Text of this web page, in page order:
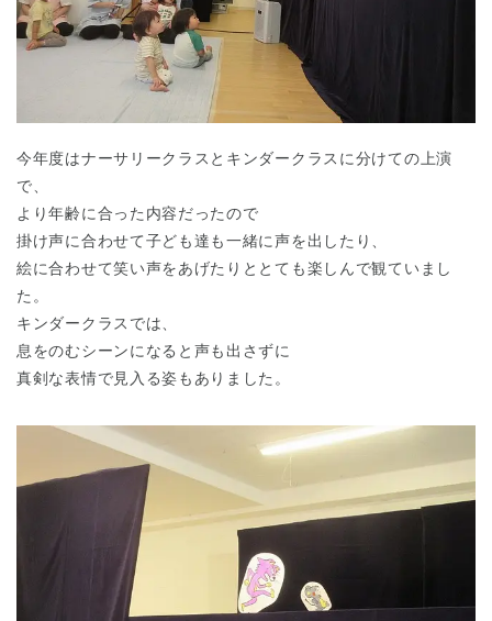
神奈川県 神奈川県 全域
今年度はナーサリークラスとキンダークラスに分けての上演
で、
より年齢に合った内容だったので
掛け声に合わせて子ども達も一緒に声を出したり、
絵に合わせて笑い声をあげたりととても楽しんで観ていまし
た。
キンダークラスでは、
息をのむシーンになると声も出さずに
真剣な表情で見入る姿もありました。